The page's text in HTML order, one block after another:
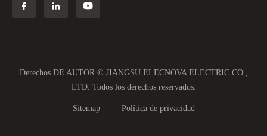
  
Derechos DE AUTOR © JIANGSU ELECNOVA ELECTRIC CO.,
LTD. Todos los derechos reservados.
Sitemap Política de privacidad